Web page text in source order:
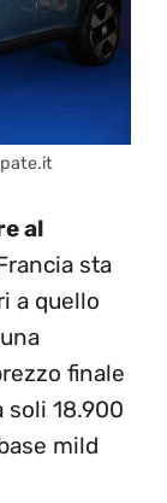
al
sta
a quello
finale
soli 18.900
mild